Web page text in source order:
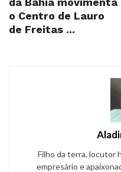
o Centro de Lauro
de Freitas ...
Filho da terra, locutor
empresário e